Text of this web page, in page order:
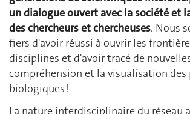
un dialogue ouvert avec la société et
des chercheurs et chercheuses. Nous
fiers d'avoir réussi à ouvrir les
disciplines et d'avoir tracé de
compréhension et la visualisation des
biologiques !